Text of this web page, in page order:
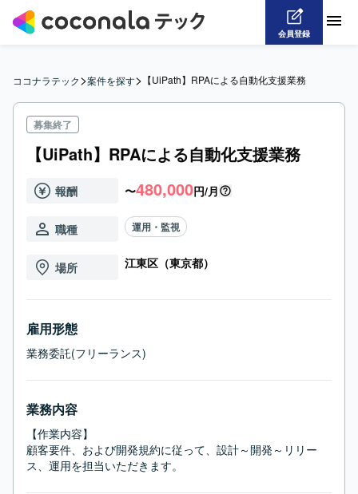
会員登録
ココナラテック>案件を探す> 【UiPath】RPAによる自動化支援業務
募集終了
【UiPath】RPAによる自動化支援業務
報酬 〜480,000円/月
職種 運用・監視
場所 江東区（東京都）
雇用形態
業務委託(フリーランス)
業務内容
【作業内容】
顧客要件、および開発規約に従って、設計～開発～リリー
ス、運用を担当いただきます。